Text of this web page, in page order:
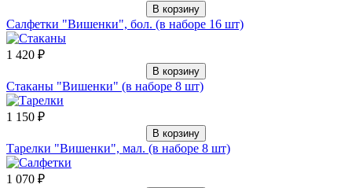
В корзину
Салфетки "Вишенки", бол. (в наборе 16 шт)
1 420 ₽
В корзину
Стаканы "Вишенки" (в наборе 8 шт)
1 150 ₽
В корзину
Тарелки "Вишенки", мал. (в наборе 8 шт)
1 070 ₽